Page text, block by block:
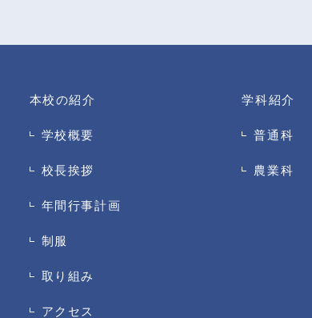
本校の紹介
学校概要
校長挨拶
年間行事計画
制服
取り組み
アクセス
学科紹介
普通科
農業科